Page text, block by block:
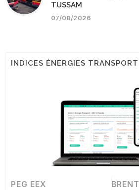
TUSSAM
07/08/2026
INDICES ÉNERGIES TRANSPORT
PEG EEX BRENT